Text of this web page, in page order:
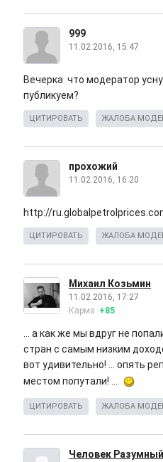
999
11.02.2016, 15:47
Вечерка что модератор
публикуем?
ЦИТИРОВАТЬ ЖАЛОБА
прохожий
11.02.2016, 16:20
http://
ЦИТИРОВАТЬ ЖАЛОБА
Михаил Козьмин
11.02.2016, 17:27
Карма: +85
... а как же мы вдруг не
стран с самым низким
вот удивительно! ... опять
местом попутали! ...
ЦИТИРОВАТЬ ЖАЛОБА
Человек Разумный